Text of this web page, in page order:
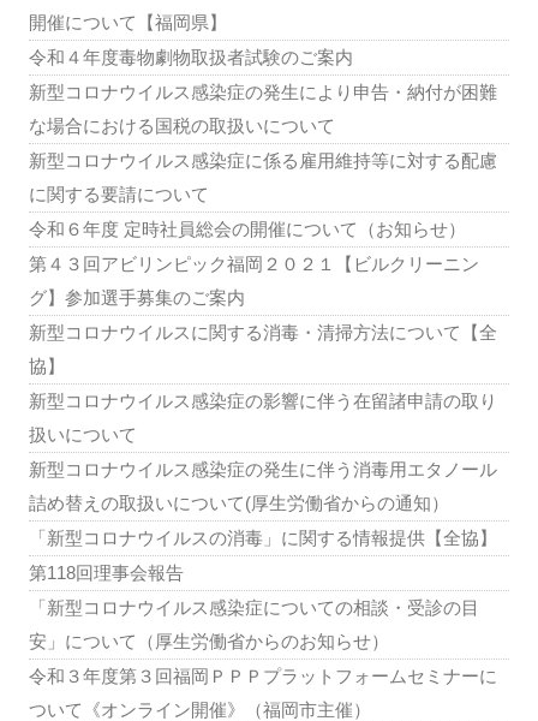
開催について【福岡県】
令和４年度毒物劇物取扱者試験のご案内
新型コロナウイルス感染症の発生により申告・納付が困難
な場合における国税の取扱いについて
新型コロナウイルス感染症に係る雇用維持等に対する配慮
に関する要請について
令和６年度 定時社員総会の開催について（お知らせ）
第４３回アビリンピック福岡２０２１【ビルクリーニン
グ】参加選手募集のご案内
新型コロナウイルスに関する消毒・清掃方法について【全
協】
新型コロナウイルス感染症の影響に伴う在留諸申請の取り
扱いについて
新型コロナウイルス感染症の発生に伴う消毒用エタノール
詰め替えの取扱いについて(厚生労働省からの通知）
「新型コロナウイルスの消毒」に関する情報提供【全協】
第118回理事会報告
「新型コロナウイルス感染症についての相談・受診の目
安」について（厚生労働省からのお知らせ）
令和３年度第３回福岡ＰＰＰプラットフォームセミナーに
ついて《オンライン開催》（福岡市主催）